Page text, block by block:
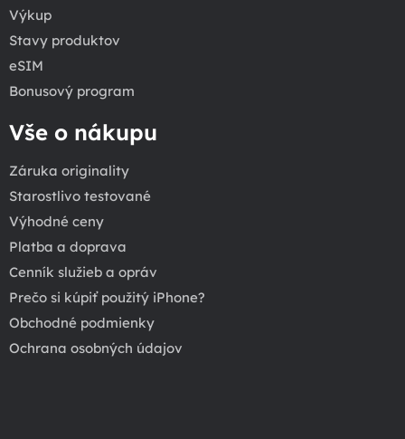
Výkup
Stavy produktov
eSIM
Bonusový program
Vše o nákupu
Záruka originality
Starostlivo testované
Výhodné ceny
Platba a doprava
Cenník služieb a opráv
Prečo si kúpiť použitý iPhone?
Obchodné podmienky
Ochrana osobných údajov